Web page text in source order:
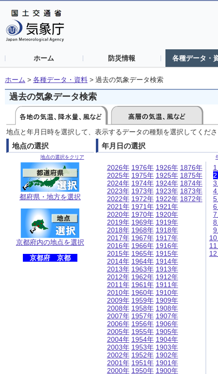
ホーム 防災情報 各種データ・
ホーム > 各種データ・資料 > 過去の気象データ検索
過去の気象データ検索
地点と年月日時を選択して、表示するデータの種類を選択してくだ
地点の選択
地点の選択をクリア
都府県・地方を選択
京都府内の地点を選択
京都府 京都
年月日の選択
2026年
2025年
2024年
2023年
2022年
2021年
2020年
2019年
2018年
2017年
2016年
2015年
2014年
2013年
2012年
2011年
2010年
2009年
2008年
2007年
2006年
2005年
2004年
2003年
2002年
2001年
2000年
1976年
1975年
1974年
1973年
1972年
1971年
1970年
1969年
1968年
1967年
1966年
1965年
1964年
1963年
1962年
1961年
1960年
1959年
1958年
1957年
1956年
1955年
1954年
1953年
1952年
1951年
1950年
1926年
1925年
1924年
1923年
1922年
1921年
1920年
1919年
1918年
1917年
1916年
1915年
1914年
1913年
1912年
1911年
1910年
1909年
1908年
1907年
1906年
1905年
1904年
1903年
1902年
1901年
1900年
1876年
1875年
1874年
1873年
1872年